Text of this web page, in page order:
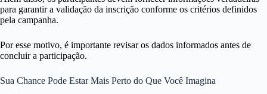
para garantir a validação da inscrição conforme os critérios definidos
pela campanha.
Por esse motivo, é importante revisar os dados informados antes de
concluir a participação.
Sua Chance Pode Estar Mais Perto do Que Você Imagina